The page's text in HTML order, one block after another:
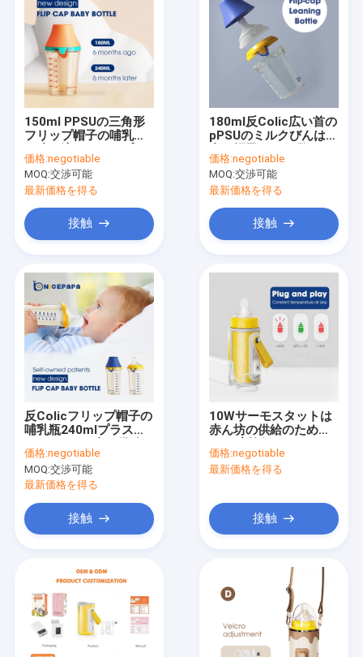
プロダクト
私達について
150ml PPSUの三角形
フリップ帽子の哺乳瓶
反Colic LFGB
価格:negotiable
MOQ:交渉可能
最新価格を得る
接触
180ml反Colic広い首の
pPSUのミルクびんは自
価格:negotiable
MOQ:交渉可能
最新価格を得る
接触
反Colicフリップ帽子の
哺乳瓶240mlプラスチ
ん
価格:negotiable
MOQ:交渉可能
最新価格を得る
接触
10Wサーモスタットは
赤ん坊の供給のために
のウォーマーROHS
USB接続する
価格:negotiable
最新価格を得る
接触